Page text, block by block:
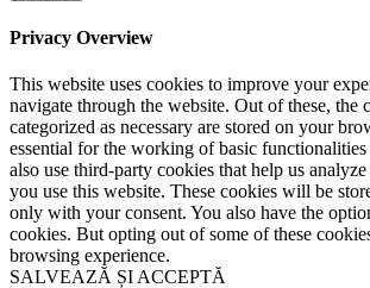
Privacy Overview
This website uses cookies to improve your
navigate through the website. Out of these, the
categorized as necessary are stored on your
essential for the working of basic
also use third-party cookies that help us
you use this website. These cookies will be
only with your consent. You also have the
cookies. But opting out of some of these
browsing experience.
SALVEAZĂ ȘI ACCEPTĂ